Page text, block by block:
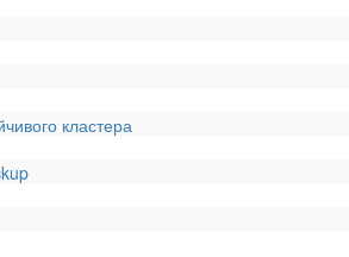
кластера